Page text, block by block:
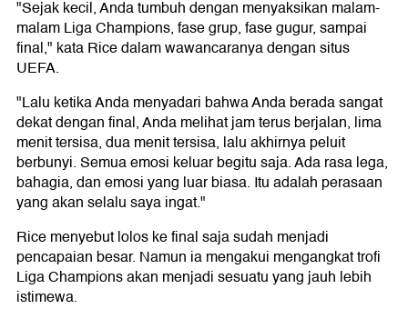
"Sejak kecil, Anda tumbuh dengan menyaksikan malam-
malam Liga Champions, fase grup, fase gugur, sampai
final," kata Rice dalam wawancaranya dengan situs
UEFA.
"Lalu ketika Anda menyadari bahwa Anda berada sangat
dekat dengan final, Anda melihat jam terus berjalan, lima
menit tersisa, dua menit tersisa, lalu akhirnya peluit
berbunyi. Semua emosi keluar begitu saja. Ada rasa lega,
bahagia, dan emosi yang luar biasa. Itu adalah perasaan
yang akan selalu saya ingat."
Rice menyebut lolos ke final saja sudah menjadi
pencapaian besar. Namun ia mengakui mengangkat trofi
Liga Champions akan menjadi sesuatu yang jauh lebih
istimewa.